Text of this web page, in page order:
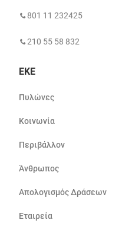
801 11 232425
210 55 58 832
ΕΚΕ
Πυλώνες
Κοινωνία
Περιβάλλον
Άνθρωπος
Απολογισμός Δράσεων
Εταιρεία